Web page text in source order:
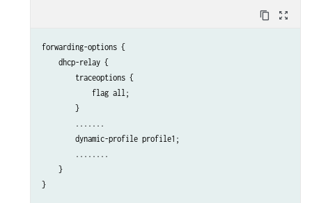
content_copy zoom_out_map
forwarding-options {
    dhcp-relay {
        traceoptions {
            flag all;
        }
        .......
        dynamic-profile profile1;
        ........
    }